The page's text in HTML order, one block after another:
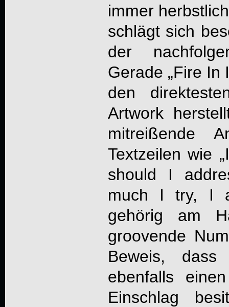
immer
schlägt sich
der
Gerade „Fire In
den
Artwork
mitreißende
Textzeilen wie
should I
much I try, I
gehörig am
groovende
Beweis,
ebenfalls
Einschlag